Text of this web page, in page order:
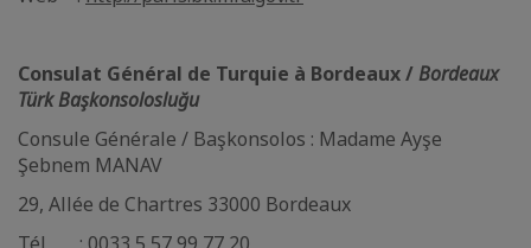
Consulat Général de Turquie à Bordeaux /Bordeaux
Türk Başkonsolosluğu
Consule Générale / Başkonsolos : Madame Ayşe
Şebnem MANAV
29, Allée de Chartres 33000 Bordeaux